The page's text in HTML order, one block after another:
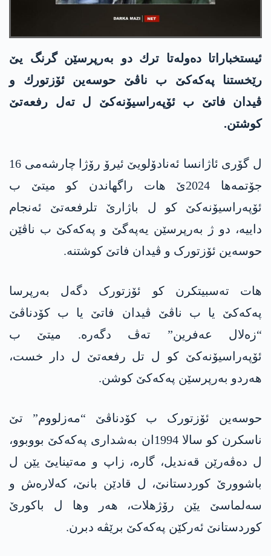
ئیستخباراتا ده‌وله‌تا ترك دو به‌رپرسێن گرنگ یێ
رێخستنا په‌كه‌كێ ب ناڤێ حوسه‌ین ئۆزتورك و
ڤیدان فاتێ ب ئۆپەراسیۆنەکێ ل تەل رفعەتێ
كوشتن.
ل گۆری ئاژانسا ئه‌نادۆلویێ ئیرۆ رۆژا چارشه‌می 16
جۆتمه‌ها 2024ێ هات راگهاندن كو میتێ ب
ئۆپه‌راسیۆنه‌كێ كو ل باژارێ تلرفعه‌تێ ئه‌نجام
داییه‌، دو ژ به‌رپرسێن یه‌په‌گێ و په‌كه‌كێ ب ناڤێن
حوسەین ئۆزتورک و ڤیدان فاتێ كوشتنه‌.
هات تەسبیتکرن کو ئۆزتورک دگەل به‌رپرسا
په‌كه‌كێ یا ب ناڤێ ڤیدان فاتێ یا ب کۆدناڤێ
“زەلال عەفرین” تەڤ دگەرە. میتێ ب
ئۆپەراسیۆنەکێ کو ل تل رفعەتێ ل دار خست،
هه‌ردو بەرپرسێن په‌كه‌كێ كوشن.
حوسەین ئۆزتورک ب کۆدناڤێ “مەزلووم” تێ
ناسكرن کو سالا 1994ان بەشداری په‌كه‌كێ بووبوو،
ل دەڤەرێن قەندیل، گارە، زاپ و مەتینایێ یێن ل
باشوورێ كوردستانێ، ل قادێن بانێ، کەلارەش و
سەلماسێ یێن رۆژهلات، هەر وها ل باكورێ
كوردستانێ ئه‌ركێن په‌كه‌كێ برێڤه‌ دبرن.